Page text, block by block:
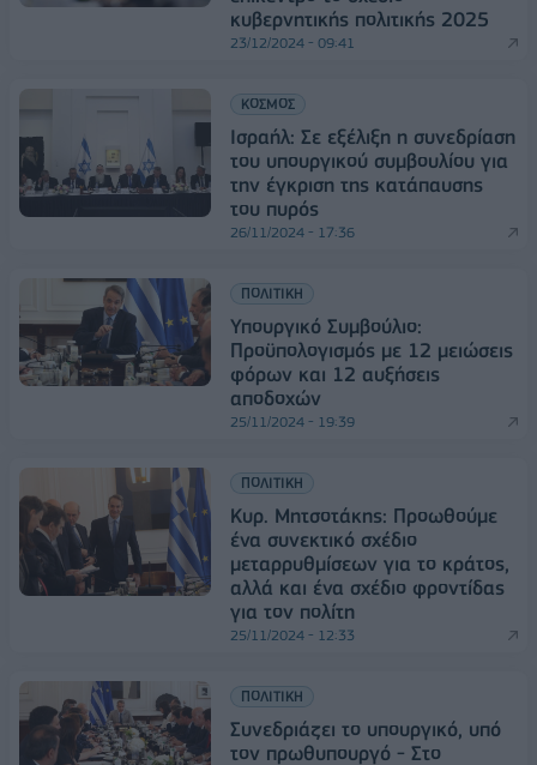
κυβερνητικής πολιτικής 2025
23/12/2024 - 09:41
ΚΟΣΜΟΣ
Ισραήλ: Σε εξέλιξη η συνεδρίαση
του υπουργικού συμβουλίου για
την έγκριση της κατάπαυσης
του πυρός
26/11/2024 - 17:36
ΠΟΛΙΤΙΚΗ
Υπουργικό Συμβούλιο:
Προϋπολογισμός με 12 μειώσεις
φόρων και 12 αυξήσεις
αποδοχών
25/11/2024 - 19:39
ΠΟΛΙΤΙΚΗ
Κυρ. Μητσοτάκης: Προωθούμε
ένα συνεκτικό σχέδιο
μεταρρυθμίσεων για το κράτος,
αλλά και ένα σχέδιο φροντίδας
για τον πολίτη
25/11/2024 - 12:33
ΠΟΛΙΤΙΚΗ
Συνεδριάζει το υπουργικό, υπό
τον πρωθυπουργό - Στο